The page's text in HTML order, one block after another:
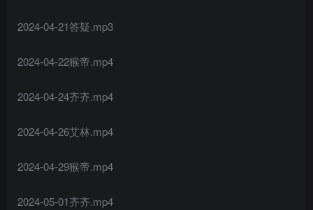
2024-04-21答疑.mp3
2024-04-22猴帝.mp4
2024-04-24齐齐.mp4
2024-04-26艾林.mp4
2024-04-29猴帝.mp4
2024-05-01齐齐.mp4